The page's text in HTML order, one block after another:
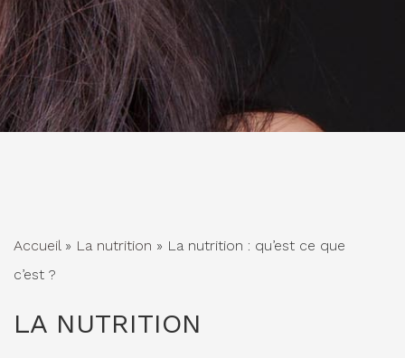
Accueil» La nutrition » La nutrition : qu’est ce que
c’est ?
LA NUTRITION